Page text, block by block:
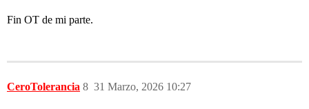
Fin OT de mi parte.
CeroTolerancia 31 Marzo, 2026 10:27
8